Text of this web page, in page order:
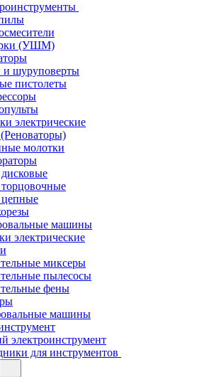
(УШМ)
и шуруповерты
пистолеты
электрические
молотки
машины
электрические
миксеры
пылесосы
фены
машины
электроинструмент
для инструментов